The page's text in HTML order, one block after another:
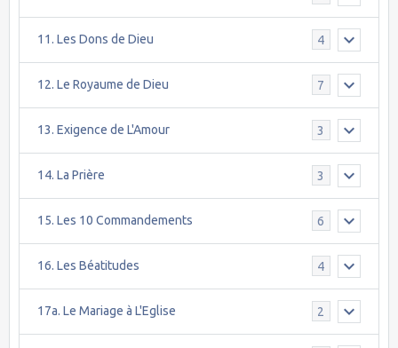
11. Les Dons de Dieu 4
12. Le Royaume de Dieu 7
13. Exigence de L'Amour 3
14. La Prière 3
15. Les 10 Commandements 6
16. Les Béatitudes 4
17a. Le Mariage à L'Eglise 2